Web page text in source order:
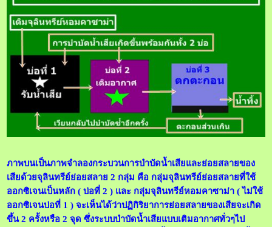
ภาพบนเป็นภาพจำลองกระบวนการบำบัดน้ำเสียและย่อยสลายของ
เสียด้วยจุลินทรีย์ย่อยสลาย 2 กลุ่ม คือ กลุ่มจุลินทรีย์ย่อยสลายที่ใช้
ออกซิเจนเป็นหลัก ( บ่อที่ 2 ) และ กลุ่มจุลินทรีย์หอมคาซาม่า ( ไม่ใช้
ออกซิเจนบ่อที่ 1 ) จะเห็นได้ว่าปฏิกิริยาการย่อยสลายของเสียจะเกิด
ขึ้น 2 ครั้งหรือ 2 จุด ซึ่งระบบบำบัดน้ำเสียแบบเติมอากาศทั่วๆไป